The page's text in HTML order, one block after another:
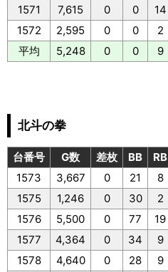
1571
7,615 0 0 14
1572
2,595 0 0 2
平均
5,248 0 0 9
北斗の拳
台番号 G数 差枚 BB RB
1573
3,667 0 21 8
1575
1,246 0 30 2
1576
5,500 0 77 19
1577
4,364 0 34 9
1578
4,640 0 28 9